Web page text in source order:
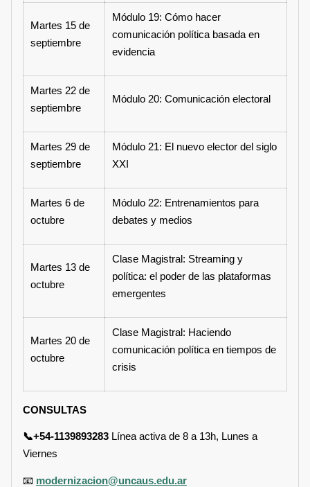
Martes 15 de
septiembre
Módulo 19: Cómo hacer
comunicación política basada en
evidencia
Martes 22 de
septiembre
Módulo 20: Comunicación electoral
Martes 29 de
septiembre
Módulo 21: El nuevo elector del siglo
XXI
Martes 6 de
octubre
Módulo 22: Entrenamientos para
debates y medios
Martes 13 de
octubre
Clase Magistral: Streaming y
política: el poder de las plataformas
emergentes
Martes 20 de
octubre
Clase Magistral: Haciendo
comunicación política en tiempos de
crisis
CONSULTAS
📞+54-1139893283 Línea activa de 8 a 13h, Lunes a
Viernes
📧 modernizacion@uncaus.edu.ar